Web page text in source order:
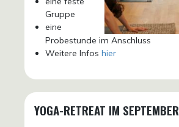
Gruppe
eine
Probestunde im Anschluss
Weitere Infos hier
YOGA-RETREAT IM SEPTEMBER